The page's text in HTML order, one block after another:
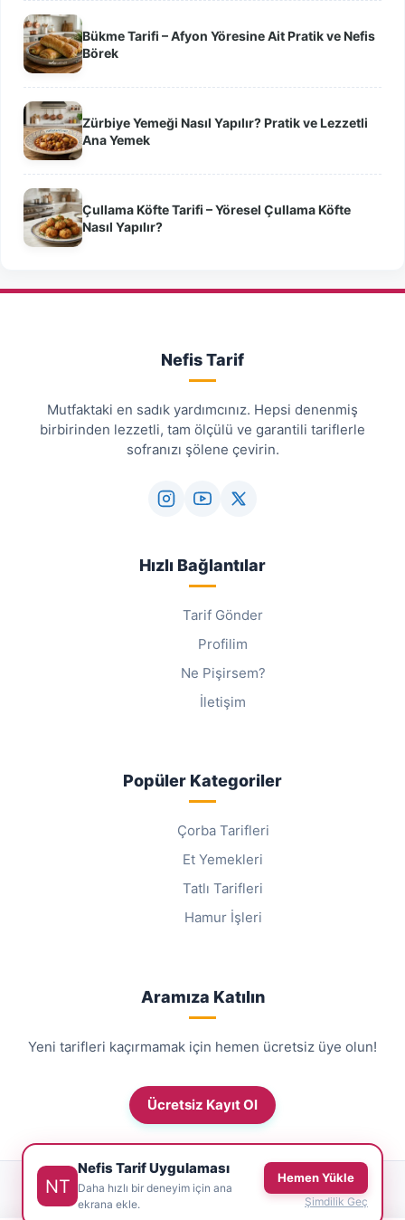
Bükme Tarifi – Afyon Yöresine Ait Pratik ve Nefis
Börek
Zürbiye Yemeği Nasıl Yapılır? Pratik ve Lezzetli
Ana Yemek
Çullama Köfte Tarifi – Yöresel Çullama Köfte
Nasıl Yapılır?
Nefis Tarif
Mutfaktaki en sadık yardımcınız. Hepsi denenmiş
birbirinden lezzetli, tam ölçülü ve garantili tariflerle
sofranızı şölene çevirin.
Hızlı Bağlantılar
Tarif Gönder
Profilim
Ne Pişirsem?
İletişim
Popüler Kategoriler
Çorba Tarifleri
Et Yemekleri
Tatlı Tarifleri
Hamur İşleri
Aramıza Katılın
Yeni tarifleri kaçırmamak için hemen ücretsiz üye olun!
Ücretsiz Kayıt Ol
© 2026 NefisTarif.net - Tüm Hakları Saklıdır.
Nefis Tarif Uygulaması
Daha hızlı bir deneyim için ana
ekrana ekle.
Hemen Yükle
Şimdilik Geç